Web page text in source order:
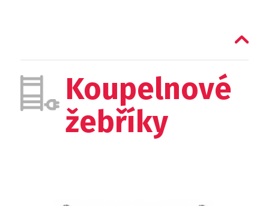
Koupelnové
žebříky